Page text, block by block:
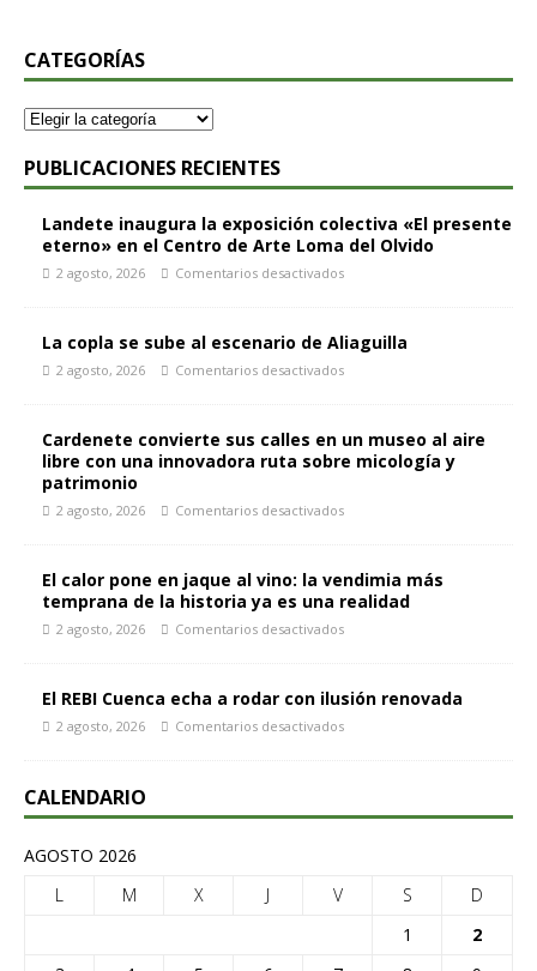
CATEGORÍAS
PUBLICACIONES RECIENTES
Landete inaugura la exposición colectiva «El presente
eterno» en el Centro de Arte Loma del Olvido
2 agosto, 2026 Comentarios desactivados
La copla se sube al escenario de Aliaguilla
2 agosto, 2026 Comentarios desactivados
Cardenete convierte sus calles en un museo al aire
libre con una innovadora ruta sobre micología y
patrimonio
2 agosto, 2026 Comentarios desactivados
El calor pone en jaque al vino: la vendimia más
temprana de la historia ya es una realidad
2 agosto, 2026 Comentarios desactivados
El REBI Cuenca echa a rodar con ilusión renovada
2 agosto, 2026 Comentarios desactivados
CALENDARIO
AGOSTO 2026
L
M X J V S
D
1
2